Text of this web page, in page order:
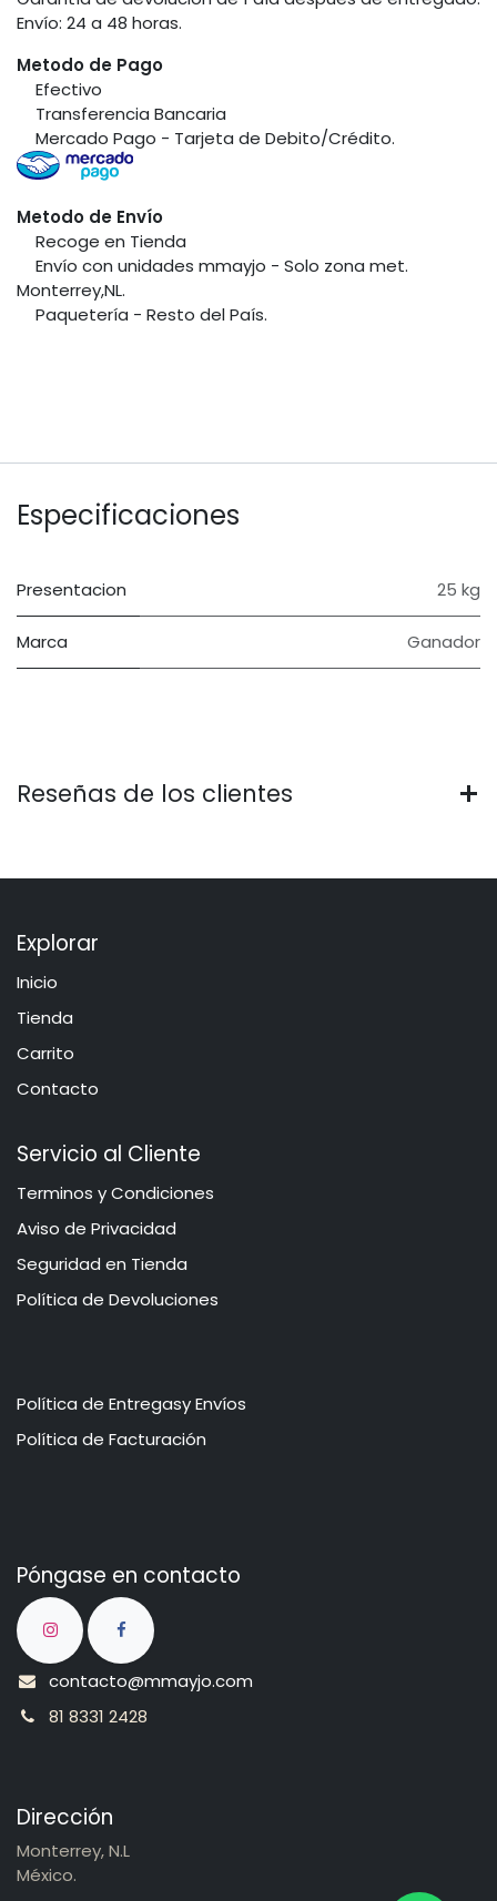
Envío: 24 a 48 horas.
Metodo de Pago
​Efectivo
​Transferencia Bancaria
​Mercado Pago - Tarjeta de Debito/Crédito.
Metodo de Envío
​Recoge en Tienda
​Envío con unidades mmayjo - Solo zona met.
Monterrey,NL.
​Paquetería - Resto del País.
Especificaciones
Presentacion 25 kg
Marca Ganador
Reseñas de los clientes
Explorar
Inicio
​​​Tie​n​d​a
Carrito
Contacto
Servicio al Cliente
​​​​​​​​​​​​​​​​​​T​e​r​mi​n​o​s​ ​y​ Co​n​di​cio​ne​s
Aviso de Privacidad
​​​​​​​​S​e​gu​r​idad ​en​ Ti​enda
Política de Devoluciones
Política de Entregasy Envíos
​​​​​P​o​l​​ít​ica de Facturación
Póngase en contacto
contacto@mmayjo.com
81 8331 2428
Dirección
Monterrey, N.L
México.